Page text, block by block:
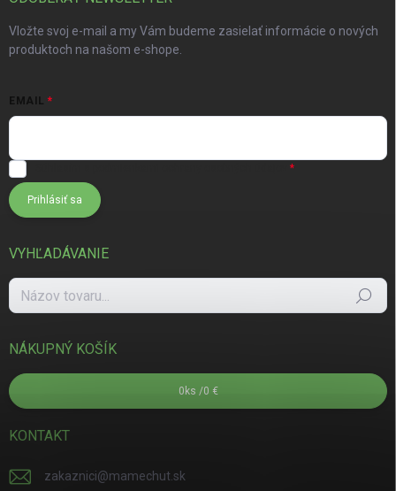
Vložte svoj e-mail a my Vám budeme zasielať informácie o nových
produktoch na našom e-shope.
EMAIL
Prihlásiť sa
VYHĽADÁVANIE
Hľadať
NÁKUPNÝ KOŠÍK
0 ks /0 €
KONTAKT
zakaznici@mamechut.sk